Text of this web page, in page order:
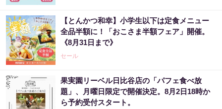
【とんかつ和幸】小学生以下は定食メニュー
全品半額に！「おこさま半額フェア」開催。
《8月31日まで》
セール
果実園リーベル日比谷店の「パフェ食べ放
題」、月曜日限定で開催決定。8月2日18時か
ら予約受付スタート。